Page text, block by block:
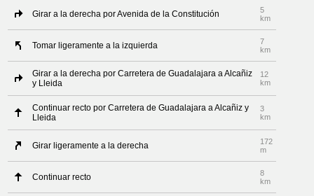
Girar a la derecha por Avenida de la Constitución
5
km
Tomar ligeramente a la izquierda
7
km
Girar a la derecha por Carretera de Guadalajara a Alcañiz
y Lleida
12
km
Continuar recto por Carretera de Guadalajara a Alcañiz y
Lleida
3
km
Girar ligeramente a la derecha
172
m
Continuar recto
8
km